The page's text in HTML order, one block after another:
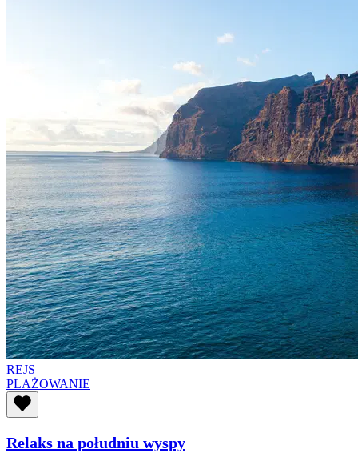
REJS
PLAŻOWANIE
Relaks na południu wyspy